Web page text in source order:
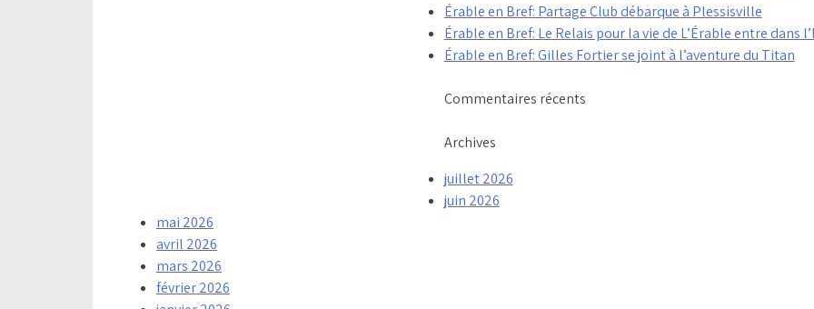
Érable en Bref: Partage Club débarque à Plessisville
Érable en Bref: Le Relais pour la vie de L’Érable entre dans
Érable en Bref: Gilles Fortier se joint à l’aventure du Titan
Commentaires récents
Archives
juillet 2026
juin 2026
mai 2026
avril 2026
mars 2026
février 2026